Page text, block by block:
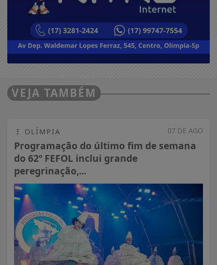
VEJA TAMBÉM
07 DE AGO
OLÍMPIA
Programação do último fim de semana
do 62º FEFOL inclui grande
peregrinação,...